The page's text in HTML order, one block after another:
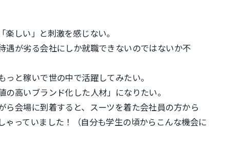
楽しい」と刺激を感じない。
遇が劣る会社にしか就職できないのではないか不
っと稼いで世の中で活躍してみたい。
の高いブランド化した人材」になりたい。
ら会場に到着すると、スーツを着た会社員の方から
っていました！（自分も学生の頃からこんな機会に